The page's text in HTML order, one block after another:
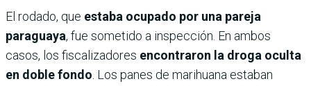
El rodado, que estaba ocupado por una pareja
paraguaya, fue sometido a inspección. En ambos
casos, los fiscalizadores encontraron la droga oculta
en doble fondo. Los panes de marihuana estaban